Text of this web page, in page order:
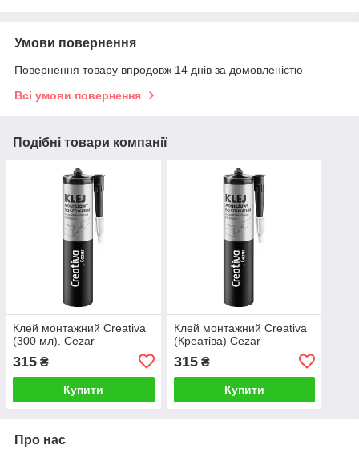
Умови повернення
Повернення товару впродовж 14 днів за домовленістю
Всі умови повернення
Подібні товари компанії
Клей монтажний Creativa
(300 мл). Cezar
315 ₴
Купити
Клей монтажний Creativa
(Креатіва) Cezar
315₴
Купити
Про нас